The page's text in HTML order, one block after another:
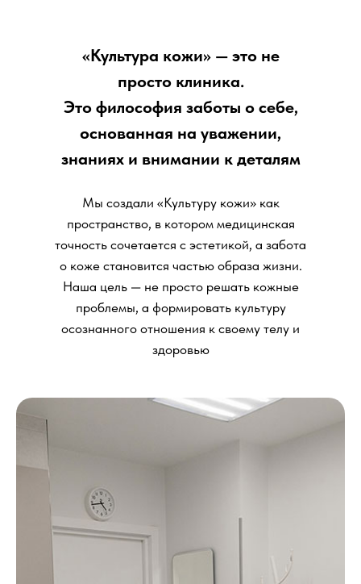
«Культура кожи» — это не
просто клиника.
Это философия заботы о себе,
основанная на уважении,
знаниях и внимании к деталям
Мы создали «Культуру кожи» как
пространство, в котором медицинская
точность сочетается с эстетикой, а забота
о коже становится частью образа жизни.
Наша цель — не просто решать кожные
проблемы, а формировать культуру
осознанного отношения к своему телу и
здоровью